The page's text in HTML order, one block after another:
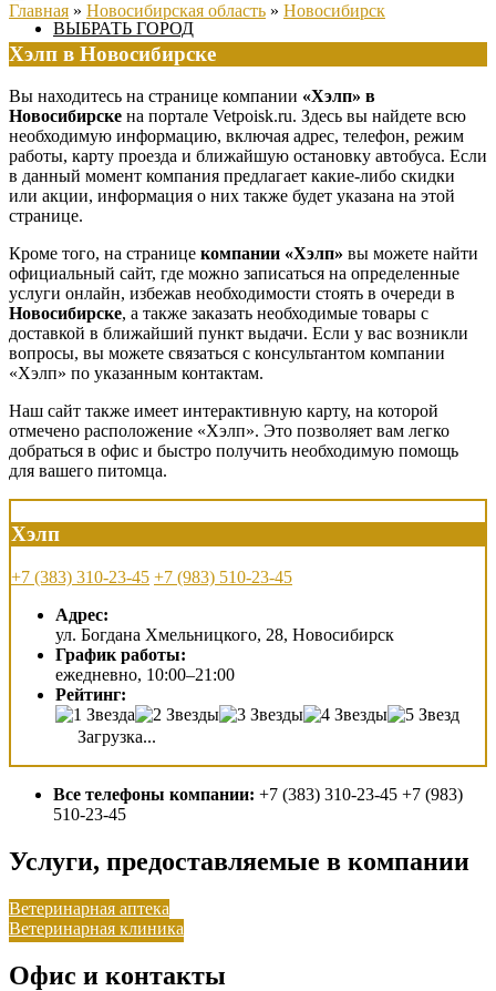
ВЫБРАТЬ ГОРОД
Главная » Новосибирская область » Новосибирск
Хэлп в Новосибирске
Вы находитесь на странице компании «Хэлп» в
Новосибирске на портале Vetpoisk.ru. Здесь вы найдете всю
необходимую информацию, включая адрес, телефон, режим
работы, карту проезда и ближайшую остановку автобуса. Если
в данный момент компания предлагает какие-либо скидки
или акции, информация о них также будет указана на этой
странице.
Кроме того, на странице компании «Хэлп» вы можете найти
официальный сайт, где можно записаться на определенные
услуги онлайн, избежав необходимости стоять в очереди в
Новосибирске, а также заказать необходимые товары с
доставкой в ближайший пункт выдачи. Если у вас возникли
вопросы, вы можете связаться с консультантом компании
«Хэлп» по указанным контактам.
Наш сайт также имеет интерактивную карту, на которой
отмечено расположение «Хэлп». Это позволяет вам легко
добраться в офис и быстро получить необходимую помощь
для вашего питомца.
Хэлп
+7 (383) 310-23-45 +7 (983) 510-23-45
Адрес:
ул. Богдана Хмельницкого, 28, Новосибирск
График работы:
ежедневно, 10:00–21:00
Рейтинг:
Загрузка...
Все телефоны компании: +7 (383) 310-23-45 +7 (983)
510-23-45
Услуги, предоставляемые в компании
Ветеринарная аптека
Ветеринарная клиника
Офис и контакты